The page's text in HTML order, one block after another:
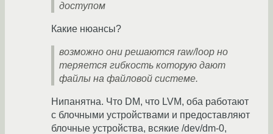
доступом
Какие нюансы?
возможно они решаются raw/loop но
теряется гибкость которую дают
файлы на файловой системе.
Нипанятна. Что DM, что LVM, оба работают
с блочными устройствами и предоставляют
блочные устройства, всякие /dev/dm-0,